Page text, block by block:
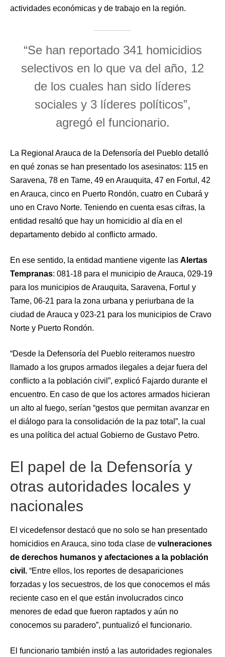
actividades económicas y de trabajo en la región.
“Se han reportado 341 homicidios
selectivos en lo que va del año, 12
de los cuales han sido líderes
sociales y 3 líderes políticos”,
agregó el funcionario.
La Regional Arauca de la Defensoría del Pueblo detalló
en qué zonas se han presentado los asesinatos: 115 en
Saravena, 78 en Tame, 49 en Arauquita, 47 en Fortul, 42
en Arauca, cinco en Puerto Rondón, cuatro en Cubará y
uno en Cravo Norte. Teniendo en cuenta esas cifras, la
entidad resaltó que hay un homicidio al día en el
departamento debido al conflicto armado.
En ese sentido, la entidad mantiene vigente las Alertas
Tempranas: 081-18 para el municipio de Arauca, 029-19
para los municipios de Arauquita, Saravena, Fortul y
Tame, 06-21 para la zona urbana y periurbana de la
ciudad de Arauca y 023-21 para los municipios de Cravo
Norte y Puerto Rondón.
“Desde la Defensoría del Pueblo reiteramos nuestro
llamado a los grupos armados ilegales a dejar fuera del
conflicto a la población civil”, explicó Fajardo durante el
encuentro. En caso de que los actores armados hicieran
un alto al fuego, serían “gestos que permitan avanzar en
el diálogo para la consolidación de la paz total”, la cual
es una política del actual Gobierno de Gustavo Petro.
El papel de la Defensoría y
otras autoridades locales y
nacionales
El vicedefensor destacó que no solo se han presentado
homicidios en Arauca, sino toda clase de vulneraciones
de derechos humanos y afectaciones a la población
civil. “Entre ellos, los reportes de desapariciones
forzadas y los secuestros, de los que conocemos el más
reciente caso en el que están involucrados cinco
menores de edad que fueron raptados y aún no
conocemos su paradero”, puntualizó el funcionario.
El funcionario también instó a las autoridades regionales